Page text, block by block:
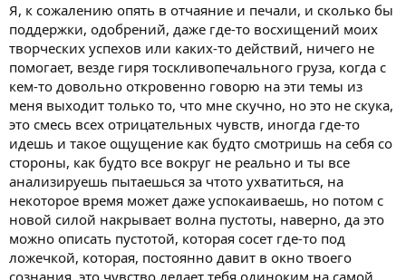
Я, к сожалению опять в отчаяние и печали, и сколько бы
поддержки, одобрений, даже где-то восхищений моих
творческих успехов или каких-то действий, ничего не
помогает, везде гиря тоскливопечального груза, когда с
кем-то довольно откровенно говорю на эти темы из
меня выходит только то, что мне скучно, но это не скука,
это смесь всех отрицательных чувств, иногда где-то
идешь и такое ощущение как будто смотришь на себя со
стороны, как будто все вокруг не реально и ты все
анализируешь пытаешься за чтото ухватиться, на
некоторое время может даже успокаиваешь, но потом с
новой силой накрывает волна пустоты, наверно, да это
можно описать пустотой, которая сосет где-то под
ложечкой, которая, постоянно давит в окно твоего
сознания, это чувство делает тебя одиноким на самой